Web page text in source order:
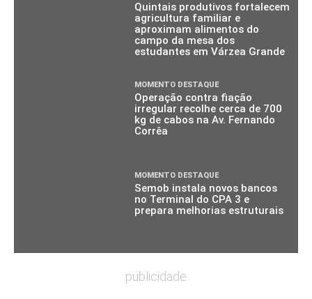
Quintais produtivos fortalecem
agricultura familiar e
aproximam alimentos do
campo da mesa dos
estudantes em Várzea Grande
MOMENTO DESTAQUE
Operação contra fiação
irregular recolhe cerca de 700
kg de cabos na Av. Fernando
Corrêa
MOMENTO DESTAQUE
Semob instala novos bancos
no Terminal do CPA 3 e
prepara melhorias estruturais
publicidade